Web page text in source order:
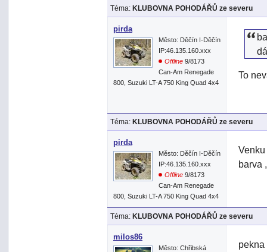
Téma: KLUBOVNA POHODÁŘŮ ze severu
pirda
Město: Děčín I-Děčín
IP:46.135.160.xxx
Offline 9/8173
Can-Am Renegade
800, Suzuki LT-A 750 King Quad 4x4
To
Téma: KLUBOVNA POHODÁŘŮ ze severu
pirda
Město: Děčín I-Děčín
IP:46.135.160.xxx
Offline 9/8173
Can-Am Renegade
800, Suzuki LT-A 750 King Quad 4x4
barva
Téma: KLUBOVNA POHODÁŘŮ ze severu
milos86
Město: Chřibská